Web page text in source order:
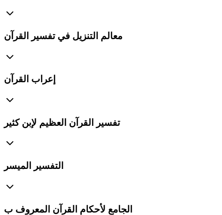
معالم التنزيل في تفسير القرآن
إعراب القرآن
تفسير القرآن العظيم لإبن كثير
التفسير الميسر
الجامع لأحكام القرآن المعروف ب